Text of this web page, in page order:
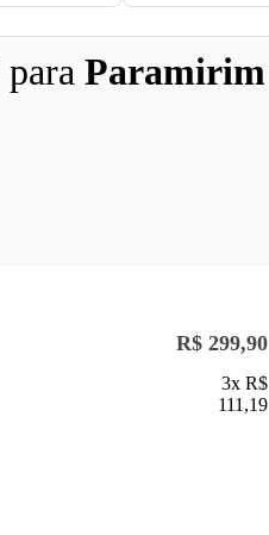
para Paramirim
R$ 299,90
3x R$
111,19